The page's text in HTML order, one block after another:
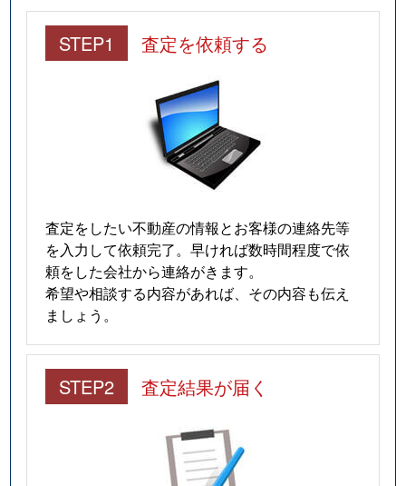
STEP1 査定を依頼する
査定をしたい不動産の情報とお客様の連絡先等
を入力して依頼完了。早ければ数時間程度で依
頼をした会社から連絡がきます。
希望や相談する内容があれば、その内容も伝え
ましょう。
STEP2 査定結果が届く